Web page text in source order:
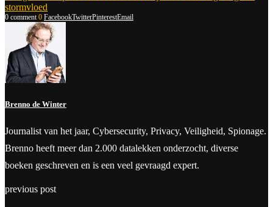
stormvloed
0 comment 0 FacebookTwitterPinterestEmail
Brenno de Winter
Journalist van het jaar, Cybersecurity, Privacy, Veiligheid, Spionage.
Brenno heeft meer dan 2.000 datalekken onderzocht, diverse
boeken geschreven en is een veel gevraagd expert.
previous post